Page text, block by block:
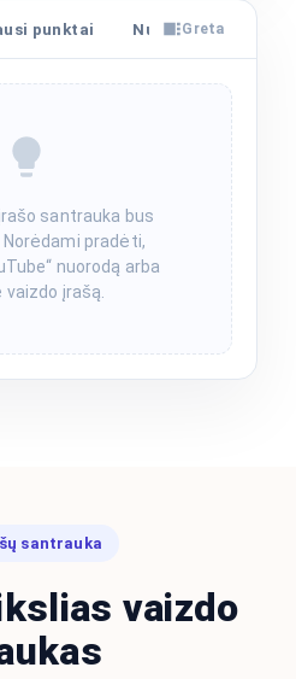
punktai Nuorašas
Greta
santrauka bus
pradėti,
nuorodą arba
vaizdo įrašą.
santrauka
vaizdo